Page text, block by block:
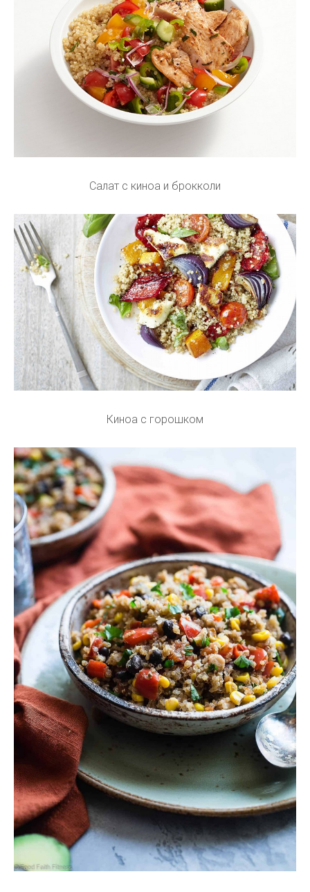
Салат с киноа и брокколи
Киноа с горошком